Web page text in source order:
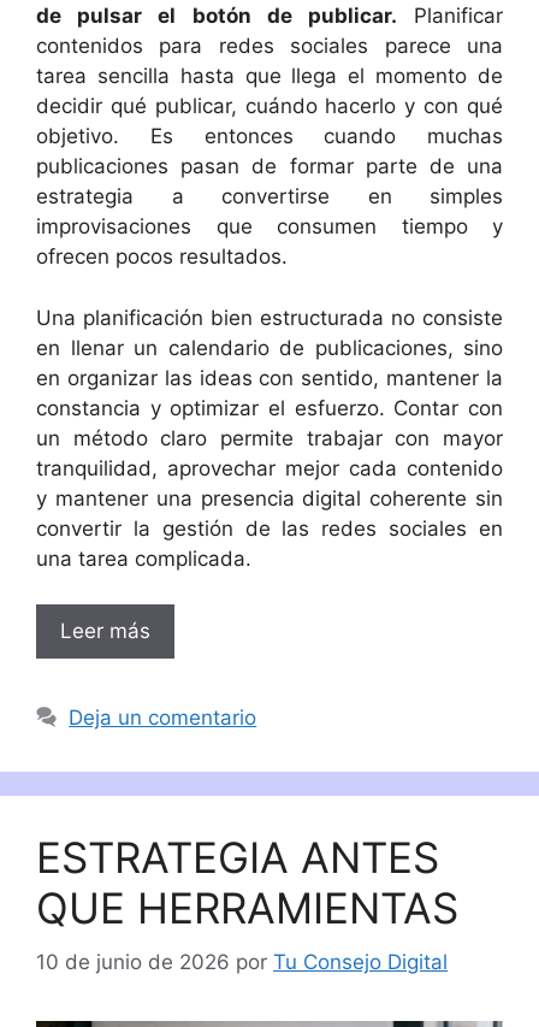
de pulsar el botón de publicar. Planificar
contenidos para redes sociales parece una
tarea sencilla hasta que llega el momento de
decidir qué publicar, cuándo hacerlo y con qué
objetivo. Es entonces cuando muchas
publicaciones pasan de formar parte de una
estrategia a convertirse en simples
improvisaciones que consumen tiempo y
ofrecen pocos resultados.
Una planificación bien estructurada no consiste
en llenar un calendario de publicaciones, sino
en organizar las ideas con sentido, mantener la
constancia y optimizar el esfuerzo. Contar con
un método claro permite trabajar con mayor
tranquilidad, aprovechar mejor cada contenido
y mantener una presencia digital coherente sin
convertir la gestión de las redes sociales en
una tarea complicada.
Leer más
Deja un comentario
ESTRATEGIA ANTES
QUE HERRAMIENTAS
10 de junio de 2026 por Tu Consejo Digital